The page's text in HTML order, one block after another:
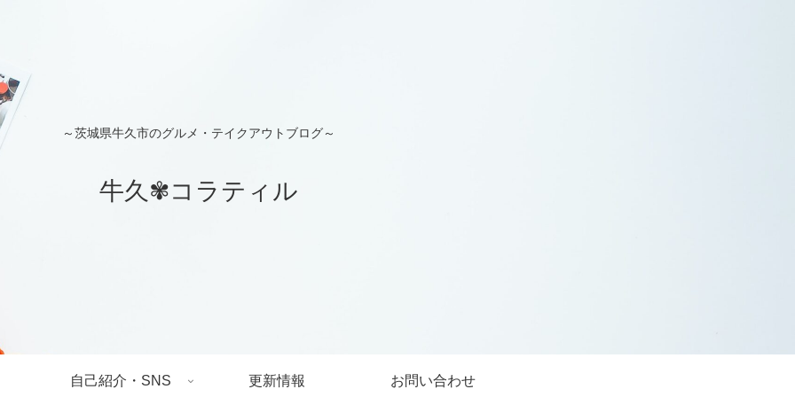
～茨城県牛久市のグルメ・テイクアウトブログ～
牛久✾コラティル
自己紹介・SNS 更新情報 お問い合わせ